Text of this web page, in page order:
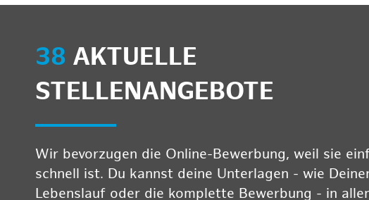
38 AKTUELLE
STELLENANGEBOTE
Wir bevorzugen die Online-Bewerbung, weil sie
schnell ist. Du kannst deine Unterlagen - wie
Lebenslauf oder die komplette Bewerbung - in